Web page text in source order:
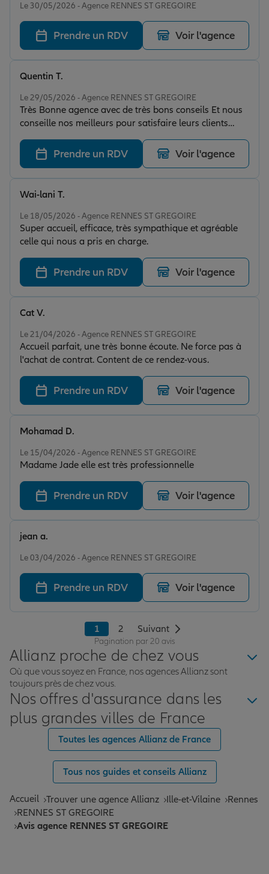
Le 30/05/2026 - Agence RENNES ST GREGOIRE
Prendre un RDV Voir l'agence
Le 29/05/2026 - Agence RENNES ST GREGOIRE
Très Bonne agence avec de très bons conseils Et nous
conseille nos meilleurs pour satisfaire leurs clients
N’ayez aucun doute sur cette assurance 👌
Quentin T.
Prendre un RDV Voir l'agence
Le 18/05/2026 - Agence RENNES ST GREGOIRE
Super accueil, efficace, très sympathique et agréable
celle qui nous a pris en charge.
Wai-lani T.
Prendre un RDV Voir l'agence
Le 21/04/2026 - Agence RENNES ST GREGOIRE
Accueil parfait, une très bonne écoute. Ne force pas à
l'achat de contrat. Content de ce rendez-vous.
Cat V.
Prendre un RDV Voir l'agence
Le 15/04/2026 - Agence RENNES ST GREGOIRE
Madame Jade elle est très professionnelle
Mohamad D.
Prendre un RDV Voir l'agence
Le 03/04/2026 - Agence RENNES ST GREGOIRE
jean a.
Prendre un RDV Voir l'agence
1 2 Suivant
Pagination par 20 avis
Allianz proche de chez vous
Où que vous soyez en France, nos agences Allianz sont
toujours près de chez vous.
Nos offres d'assurance dans les
plus grandes villes de France
Toutes les agences Allianz de France
Tous nos guides et conseils Allianz
Accueil Trouver une agence Allianz Ille-et-Vilaine
Rennes
RENNES ST GREGOIRE
Avis agence RENNES ST GREGOIRE